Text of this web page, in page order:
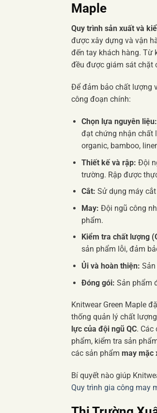
Maple
Quy trình sản xuất và
được xây dựng và vận
đến tay khách hàng. Từ
đều được giám sát chặt
Để đảm bảo chất lượng
công đoạn chính:
Chọn lựa nguyên liệu:
đạt chứng nhận chất
organic, bamboo,
Thiết kế và rập: Đội
trường. Rập được
Cắt: Sử dụng máy
May: Đội ngũ công
phẩm.
Kiểm tra chất lượng
sản phẩm lỗi, đảm
Ủi và hoàn thiện:
Đóng gói: Sản phẩm
Knitwear Green Maple
thống quản lý chất
lực của đội ngũ QC. Các
phẩm, kiểm tra sản
các sản phẩm may mặc
Bí quyết nào giúp
Quy trình gia công may